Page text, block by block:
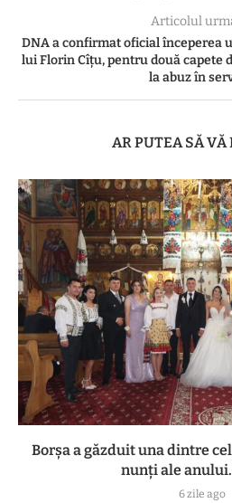
Articolul
DNA a confirmat oficial începerea
lui Florin Cîțu, pentru două capete
la abuz în
AR PUTEA SĂ VĂ
Borșa a găzduit una dintre
nunți ale anului.
6 zile ago